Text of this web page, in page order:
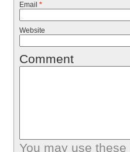
Email *
Website
Comment
You may use these